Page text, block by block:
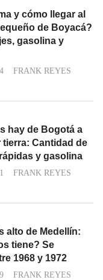
y cómo llegar al
de Boyacá?
gasolina y
FRANK REYES
hay de Bogotá a
tierra: Cantidad de
y gasolina
FRANK REYES
alto de Medellín:
tiene? Se
1968 y 1972
FRANK REYES